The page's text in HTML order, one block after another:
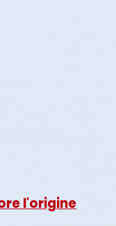
l'origine